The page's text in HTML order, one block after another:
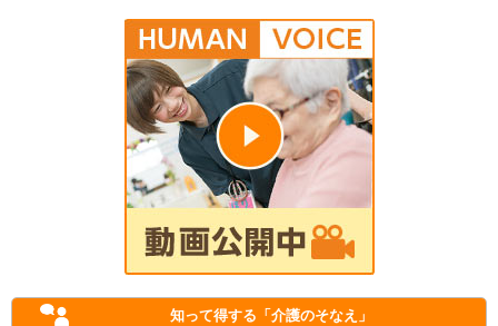
知って得する 「介護のそなえ」